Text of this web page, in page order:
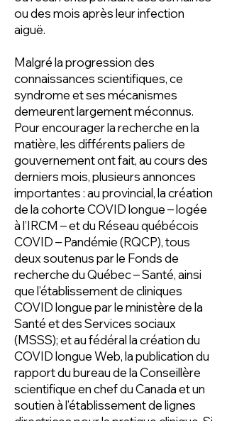
ou des mois après leur infection
aiguë.
Malgré la progression des
connaissances scientifiques, ce
syndrome et ses mécanismes
demeurent largement méconnus.
Pour encourager la recherche en la
matière, les différents paliers de
gouvernement ont fait, au cours des
derniers mois, plusieurs annonces
importantes : au provincial, la création
de la cohorte COVID longue – logée
à l’IRCM – et du Réseau québécois
COVID – Pandémie (RQCP), tous
deux soutenus par le Fonds de
recherche du Québec – Santé, ainsi
que l’établissement de cliniques
COVID longue par le ministère de la
Santé et des Services sociaux
(MSSS); et au fédéral la création du
COVID longue Web, la publication du
rapport du bureau de la Conseillère
scientifique en chef du Canada et un
soutien à l’établissement de lignes